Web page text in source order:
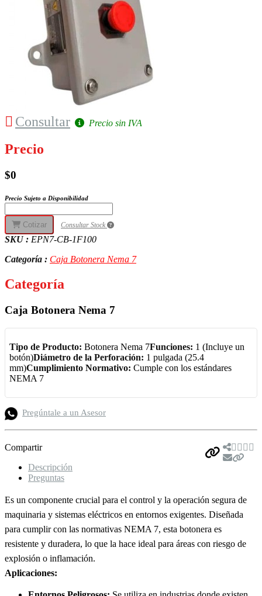
Consultar Precio sin IVA
Precio
$0
Precio Sujeto a Disponibilidad
Cotizar Consultar Stock
SKU : EPN7-CB-1F100
Categoría : Caja Botonera Nema 7
Categoría
Caja Botonera Nema 7
Tipo de Producto: Botonera Nema 7Funciones: 1 (Incluye un
botón)Diámetro de la Perforación: 1 pulgada (25.4
mm)Cumplimiento Normativo: Cumple con los estándares
NEMA 7
Pregúntale a un Asesor
Compartir
Descripción
Preguntas
Es un componente crucial para el control y la operación segura de
maquinaria y sistemas eléctricos en entornos exigentes. Diseñada
para cumplir con las normativas NEMA 7, esta botonera es
resistente y duradera, lo que la hace ideal para áreas con riesgo de
explosión o inflamación.
Aplicaciones: